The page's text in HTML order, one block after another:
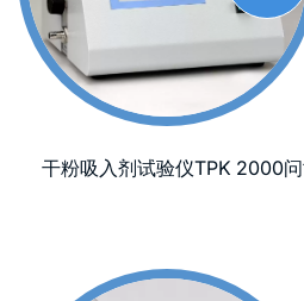
干粉吸入剂试验仪TPK 2000问